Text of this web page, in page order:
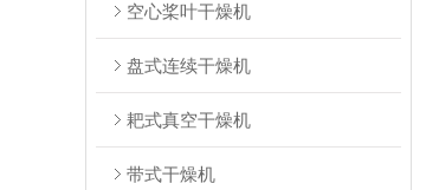
空心桨叶干燥机
盘式连续干燥机
耙式真空干燥机
带式干燥机